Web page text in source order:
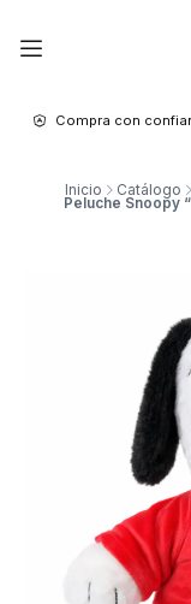
Compra con
Inicio Catálogo
Peluche Snoopy